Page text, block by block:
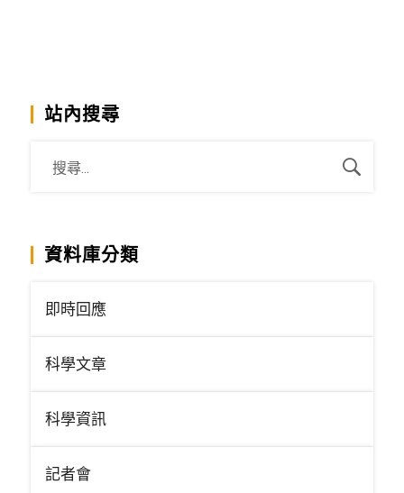
站內搜尋
資料庫分類
即時回應
科學文章
科學資訊
記者會